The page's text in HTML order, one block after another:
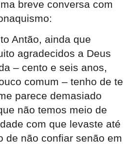
breve conversa com
Antão, ainda que
agradecidos a Deus
– cento e seis anos,
comum – tenho de te
parece demasiado
não temos meio de
com que levaste até
de não confiar senão em